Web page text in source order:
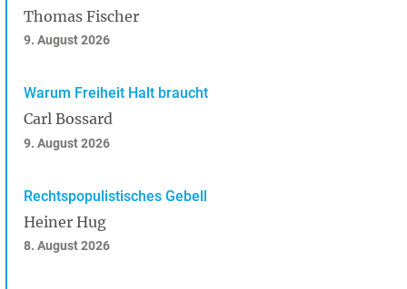
Thomas Fischer
9. August 2026
Warum Freiheit Halt braucht
Carl Bossard
9. August 2026
Rechtspopulistisches Gebell
Heiner Hug
8. August 2026